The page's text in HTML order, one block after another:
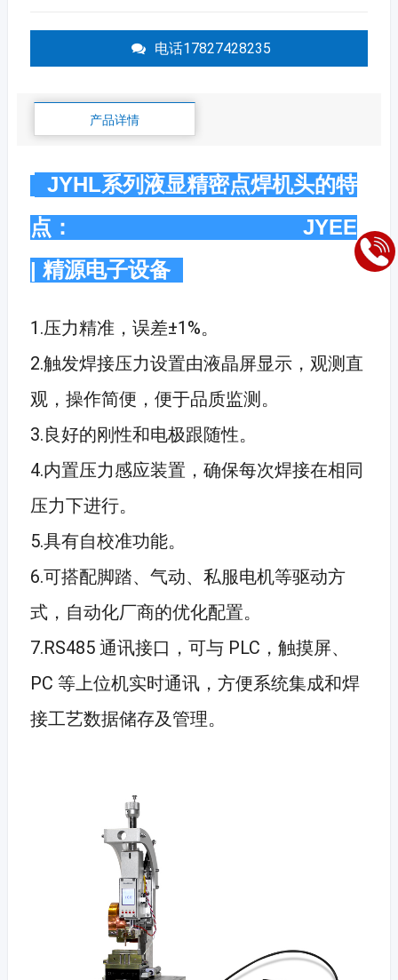
电话17827428235
产品详情
JYHL系列液显精密点焊机头的特
点： JYEE
| 精源电子设备
1.压力精准，误差±1%。
2.触发焊接压力设置由液晶屏显示，观测直
观，操作简便，便于品质监测。
3.良好的刚性和电极跟随性。
4.内置压力感应装置，确保每次焊接在相同
压力下进行。
5.具有自校准功能。
6.可搭配脚踏、气动、私服电机等驱动方
式，自动化厂商的优化配置。
7.RS485 通讯接口，可与 PLC，触摸屏、
PC 等上位机实时通讯，方便系统集成和焊
接工艺数据储存及管理。